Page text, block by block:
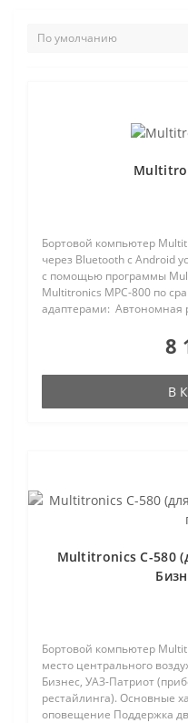
Бортовой компьютер
через Bluetooth с Android
с помощью программы
Multitronics MPC-800 по
адаптерами: Автономная
8
В
Multitronics C-580
Бортовой компьютер
место центрального
Бизнес, УАЗ-Патриот
рестайлинга). Основные
оповещение Поддержка